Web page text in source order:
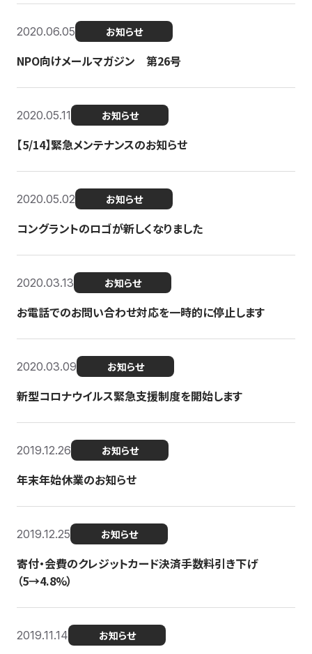
2020.06.05 お知らせ
NPO向けメールマガジン 第26号
2020.05.11 お知らせ
【5/14】緊急メンテナンスのお知らせ
2020.05.02 お知らせ
コングラントのロゴが新しくなりました
2020.03.13 お知らせ
お電話でのお問い合わせ対応を一時的に停止します
2020.03.09 お知らせ
新型コロナウイルス緊急支援制度を開始します
2019.12.26 お知らせ
年末年始休業のお知らせ
2019.12.25 お知らせ
寄付・会費のクレジットカード決済手数料引き下げ
（5→4.8%）
2019.11.14 お知らせ